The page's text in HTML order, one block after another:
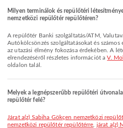
Milyen terminálok és repülőtéri
nemzetközi repülőtér repülőtéren?
A repülőtér Banki szolgáltatás/ATM, Valutaváltási szolgáltatás,
Autókölcsönzés szolgáltatásokat és számos
az utazási élmény fokozása érdekében. A
elrendezéséről részletes információt aV.
oldalon talál.
Melyek a legnépszerűbb repülőtéri
repülőtér felé?
járat a(z) Sabiha Gökçen nemzetközi repülőtér repülőtérről a(z) V. Mohammed
nemzetközi repülőtér repülőtérre járat a(z)